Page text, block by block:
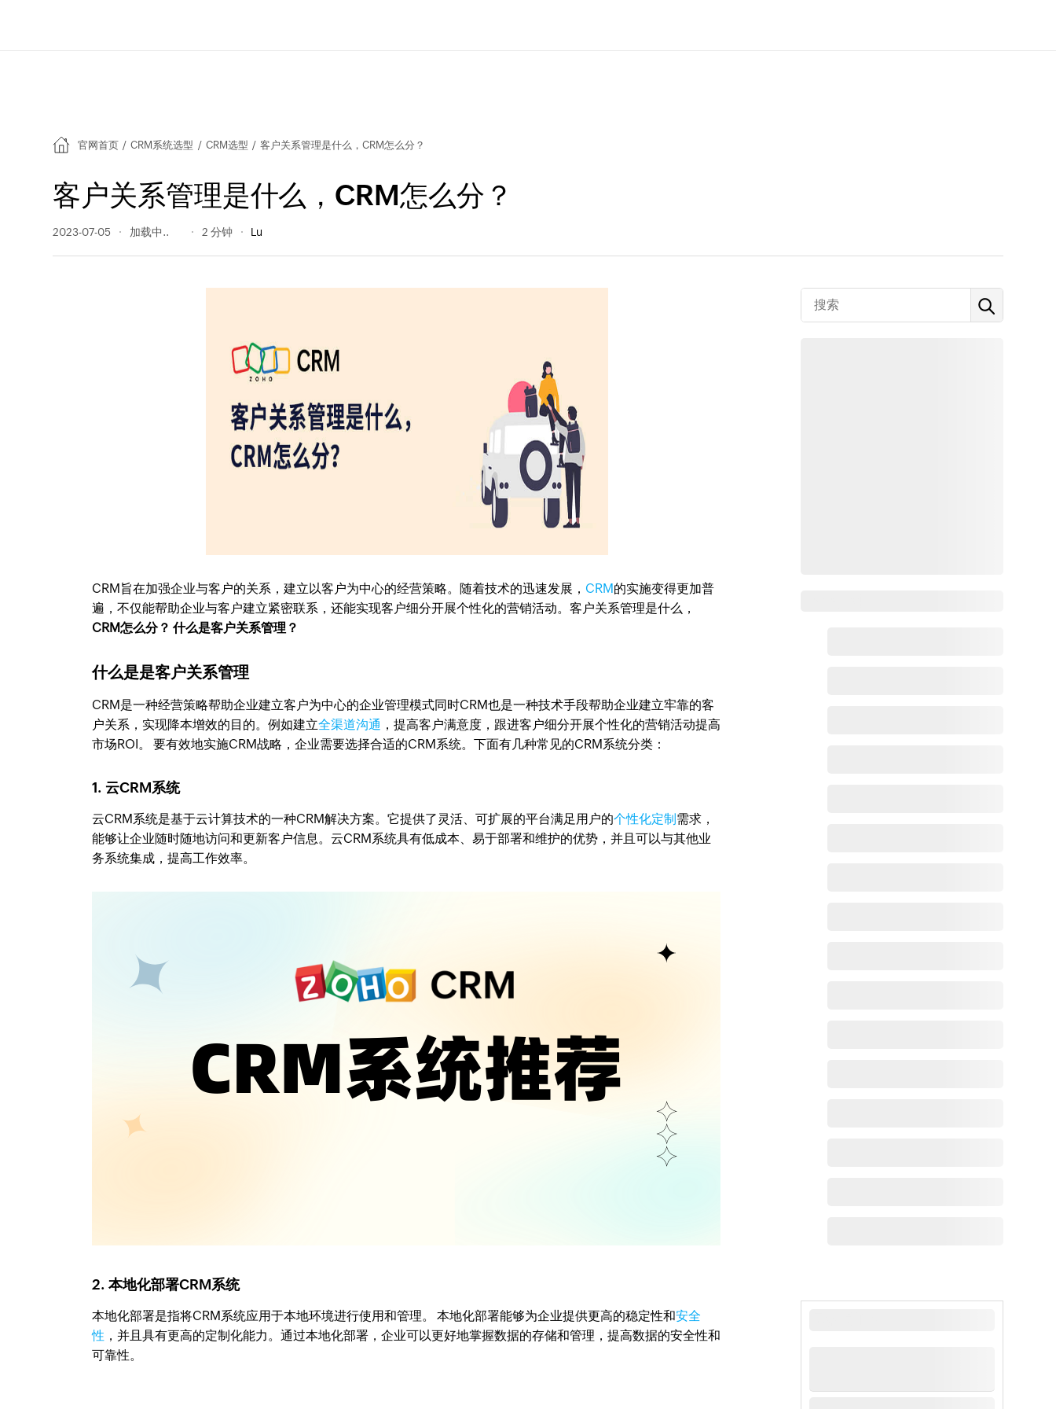
官网首页 / CRM系统选型 / CRM选型 / 客户关系管理是什么，CRM怎么分？
客户关系管理是什么，CRM怎么分？
2023-07-05 347 阅读量 2 分钟 Lu
CRM旨在加强企业与客户的关系，建立以客户为中心的经营策略。随着技术的迅速发展， CRM的实施变得更加普
遍，不仅能帮助企业与客户建立紧密联系，还能实现客户细分开展个性化的营销活动。客户关系管理是什么，
CRM怎么分？ 什么是客户关系管理？
什么是是客户关系管理
CRM是一种经营策略帮助企业建立客户为中心的企业管理模式同时CRM也是一种技术手段帮助企业建立牢靠的客
户关系，实现降本增效的目的。例如建立全渠道沟通 ，提高客户满意度，跟进客户细分开展个性化的营销活动提高
市场ROI。 要有效地实施CRM战略，企业需要选择合适的CRM系统。下面有几种常见的CRM系统分类：
1. 云CRM系统
云CRM系统是基于云计算技术的一种CRM解决方案。它提供了灵活、可扩展的平台满足用户的个性化定制需求，
能够让企业随时随地访问和更新客户信息。云CRM系统具有低成本、易于部署和维护的优势，并且可以与其他业
务系统集成，提高工作效率。
2. 本地化部署CRM系统
本地化部署是指将CRM系统应用于本地环境进行使用和管理。 本地化部署能够为企业提供更高的稳定性和安全
性 ，并且具有更高的定制化能力。通过本地化部署，企业可以更好地掌握数据的存储和管理，提高数据的安全性和
可靠性。